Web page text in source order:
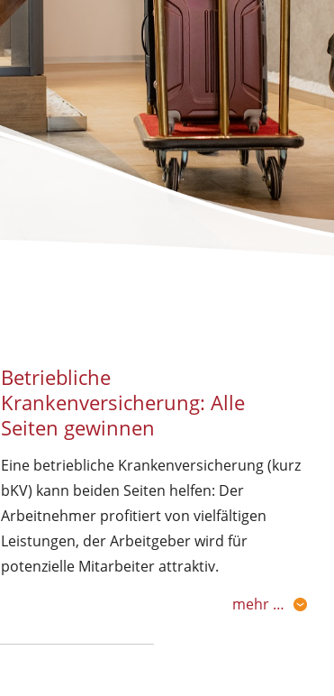
Betriebliche
Krankenversicherung: Alle
Seiten gewinnen
Eine betriebliche Krankenversicherung (kurz
bKV) kann beiden Seiten helfen: Der
Arbeitnehmer profitiert von vielfältigen
Leistungen, der Arbeitgeber wird für
potenzielle Mitarbeiter attraktiv.
mehr …